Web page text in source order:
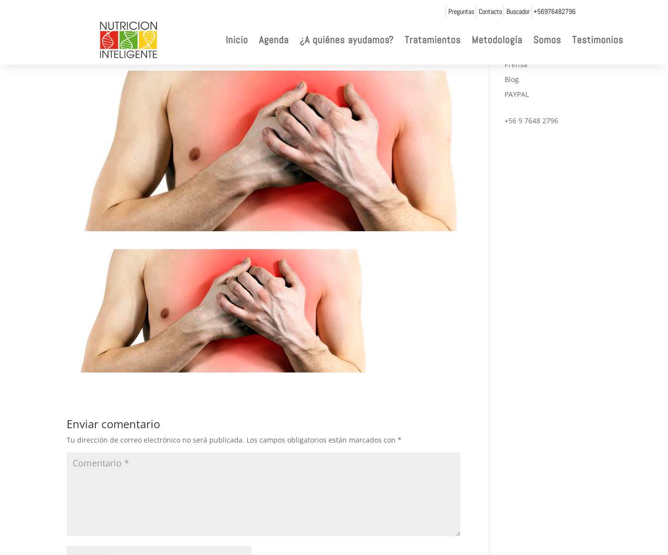
Preguntas Contacto Buscador +56976482796
Inicio Agenda ¿A quiénes ayudamos? Tratamientos Metodología Somos Testimonios
enfermedades-cardio5
Web Admin NI|Feb 10, 2016
Enviar comentario
Tu dirección de correo electrónico no será publicada. Los campos obligatorios están marcados con*
Prensa
Blog
PAYPAL
+56 9 7648 2796